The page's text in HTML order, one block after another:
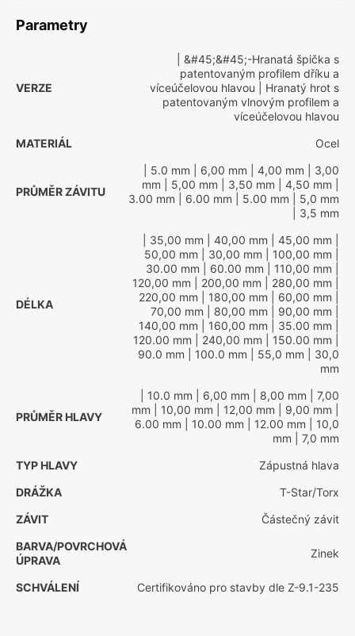
Parametry
VERZE
| &#45;&#45;-Hranatá špička s
patentovaným profilem dříku a
víceúčelovou hlavou | Hranatý hrot s
patentovaným vlnovým profilem a
víceúčelovou hlavou
MATERIÁL
Ocel
PRŮMĚR ZÁVITU
| 5.0 mm | 6,00 mm | 4,00 mm | 3,00
mm | 5,00 mm | 3,50 mm | 4,50 mm
3.00 mm | 6.00 mm | 5.00 mm | 5,0 mm
| 3,5 mm
DÉLKA
| 35,00 mm | 40,00 mm | 45,00 mm
50,00 mm | 30,00 mm | 100,00 mm
30.00 mm | 60.00 mm | 110,00 mm
120,00 mm | 200,00 mm | 280,00 mm
220,00 mm | 180,00 mm | 60,00 mm
70,00 mm | 80,00 mm | 90,00 mm
140,00 mm | 160,00 mm | 35.00 mm
120.00 mm | 240,00 mm | 150.00 mm
90.0 mm | 100.0 mm | 55,0 mm | 30,0
mm
PRŮMĚR HLAVY
| 10.0 mm | 6,00 mm | 8,00 mm | 7,00
mm | 10,00 mm | 12,00 mm | 9,00 mm
6.00 mm | 10.00 mm | 12.00 mm | 10,0
mm | 7,0 mm
TYP HLAVY
Zápustná hlava
DRÁŽKA
T-Star/Torx
ZÁVIT
Částečný závit
BARVA/POVRCHOVÁ
ÚPRAVA
Zinek
SCHVÁLENÍ Certifikováno pro stavby dle Z-9.1-235